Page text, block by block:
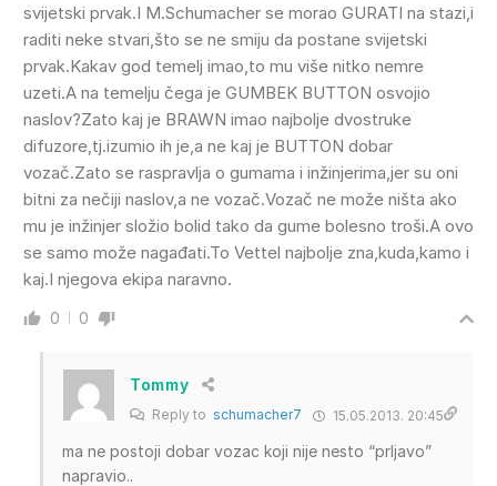
svijetski prvak.I M.Schumacher se morao GURATI na stazi,i
raditi neke stvari,što se ne smiju da postane svijetski
prvak.Kakav god temelj imao,to mu više nitko nemre
uzeti.A na temelju čega je GUMBEK BUTTON osvojio
naslov?Zato kaj je BRAWN imao najbolje dvostruke
difuzore,tj.izumio ih je,a ne kaj je BUTTON dobar
vozač.Zato se raspravlja o gumama i inžinjerima,jer su oni
bitni za nečiji naslov,a ne vozač.Vozač ne može ništa ako
mu je inžinjer složio bolid tako da gume bolesno troši.A ovo
se samo može nagađati.To Vettel najbolje zna,kuda,kamo i
kaj.I njegova ekipa naravno.
0 0
Tommy
Reply to schumacher7 15.05.2013. 20:45
ma ne postoji dobar vozac koji nije nesto “prljavo”
napravio..